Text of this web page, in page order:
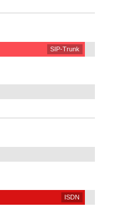
SIP-Trunk
ISDN